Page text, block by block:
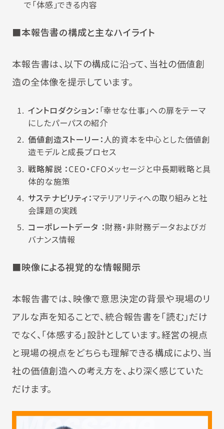
で「体感」できる内容
■本報告書の構成と主なハイライト
本報告書は、以下の構成に沿って、当社の価値創
造の全体像を提示しています。
イントロダクション： 「幸せな仕事」への扉をテーマ
にしたパーパスの紹介
価値創造ストーリー：人的資本を中心とした価値創
造モデルと成長プロセス
戦略解説 ：CEO・CFOメッセージと中長期戦略と具
体的な施策
サステナビリティ：マテリアリティへの取り組みと社
会課題の実践
コーポレートデータ ：財務・非財務データおよびガ
バナンス情報
■映像による視覚的な情報開示
本報告書では、映像で意思決定の背景や現場のリ
アルな声を知ることで、統合報告書を「読む」だけ
でなく、「体感する」設計としています。経営の視点
と現場の視点をどちらも理解できる構成により、当
社の価値創造への考え方を、より深く感じていた
だけます。